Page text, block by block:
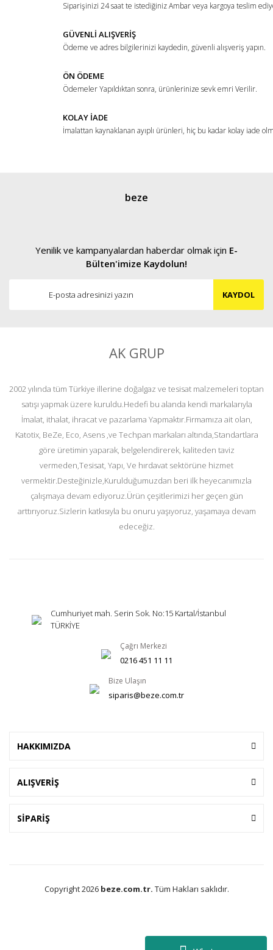
Siparişinizi 24 saat te istediğiniz Ambar veya kargoya teslim
GÜVENLİ ALIŞVERİŞ
Ödeme ve adres bilgilerinizi kaydedin, güvenli alışveriş yapın.
ÖN ÖDEME
Ödemeler Yapıldıktan sonra, ürünlerinize sevk emri Verilir.
KOLAY İADE
İmalattan kaynaklanan ayıplı ürünleri, hiç bu kadar kolay iade
beze
Yenilik ve kampanyalardan haberdar olmak için E-
Bülten'imize Kaydolun!
KAYDOL
AK GRUP
2002 yılında tüm Türkiye illerine doğalgaz ve tesisat malzemeleri toptan
satışı yapmak üzere kuruldu.Hedefi bu alanda kendi markalarıyla
İmalat, ithalat, ihracat ve pazarlama Yapmaktır.Firmamıza ait olan,
Katotix, BeZe, Eco, Asens ,ve Techpan markaları altında,Standartlara
göre üretimin yaparak, belgelendirerek, kaliteden taviz
vermeden,Tesisat, Yapı, Ve hırdavat sektörüne hizmet
vermektir.Desteğinizle,Kurulduğumuzdan beri ilk heyecanımızla
çalışmaya devam ediyoruz.Ürün çeşitlerimizi her geçen gün
arttırıyoruz.Sizlerin katkısıyla bu onuru yaşıyoruz, yaşamaya devam
edeceğiz.
Cumhuriyet mah. Serin Sok. No:15 Kartal/İstanbul
TÜRKİYE
Çağrı Merkezi
0216 451 11 11
Bize Ulaşın
siparis@beze.com.tr
HAKKIMIZDA
ALIŞVERİŞ
SİPARİŞ
Copyright 2026 beze.com.tr. Tüm Hakları saklıdır.